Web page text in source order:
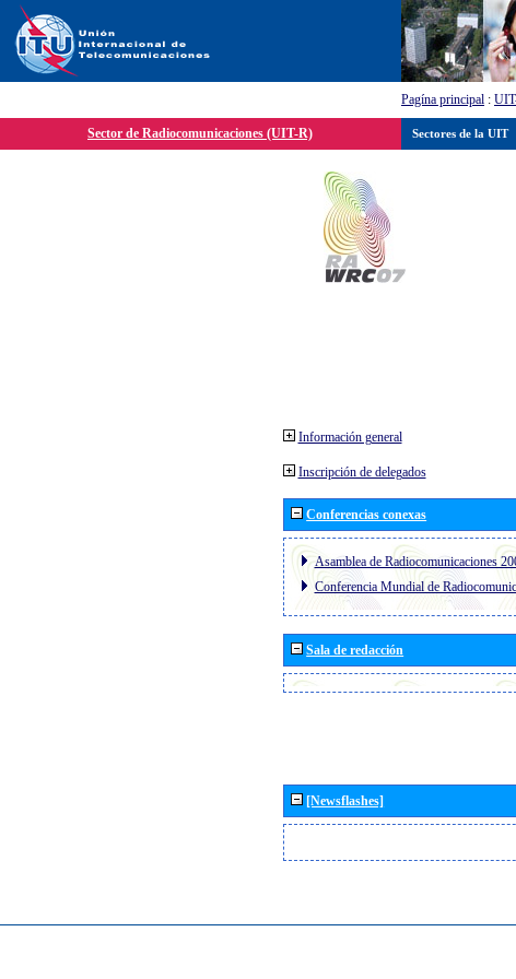
Pagína principal :
Sector de Radiocomunicaciones (UIT-R)
Información general
Inscripción de delegados
Conferencias conexas
Asamblea de Radiocomunicaciones
Conferencia Mundial de
Sala de redacción
[Newsflashes]
Sectores de la UIT